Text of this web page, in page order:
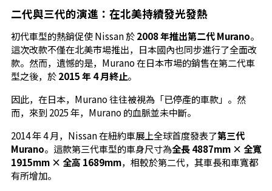
二代與三代的演進：在北美持續發光發熱
初代車型的熱銷促使 Nissan 於2008 年推出第二代 Murano。
這次改款不僅在北美市場推出，日本國內也同步進行了全面改
款。然而，遺憾的是，Murano 在日本市場的銷售在第二代車
型之後，於2015 年 4 月終止。
因此，在日本，Murano 往往被視為「已停產的車款」。然
而，來到 2025 年，Murano 的血脈並未中斷。
2014 年 4 月，Nissan 在紐約車展上全球首度發表了第三代
Murano。這款第三代車型的車身尺寸為全長 4887mm × 全寬
1915mm × 全高 1689mm，相較於第二代，其車長和車寬都
有所增加。